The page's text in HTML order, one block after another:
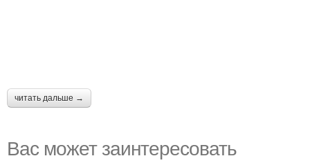
читать дальше →
Вас может заинтересовать